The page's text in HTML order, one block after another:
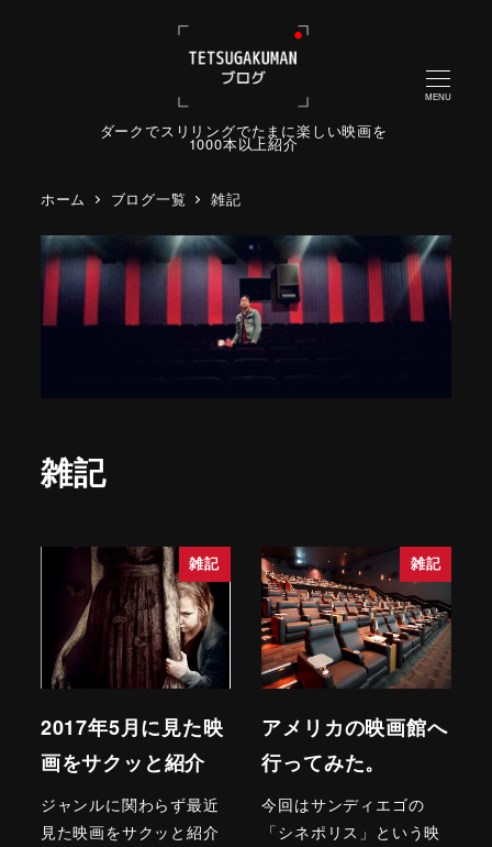
ダークでスリリングでたまに楽しい映画を
1000本以上紹介
MENU
ホーム ブログ一覧 雑記
雑記
雑記
2017年5月に見た映
画をサクッと紹介
ジャンルに関わらず最近
見た映画をサクッと紹介
雑記
アメリカの映画館へ
行ってみた。
今回はサンディエゴの
「シネポリス」という映